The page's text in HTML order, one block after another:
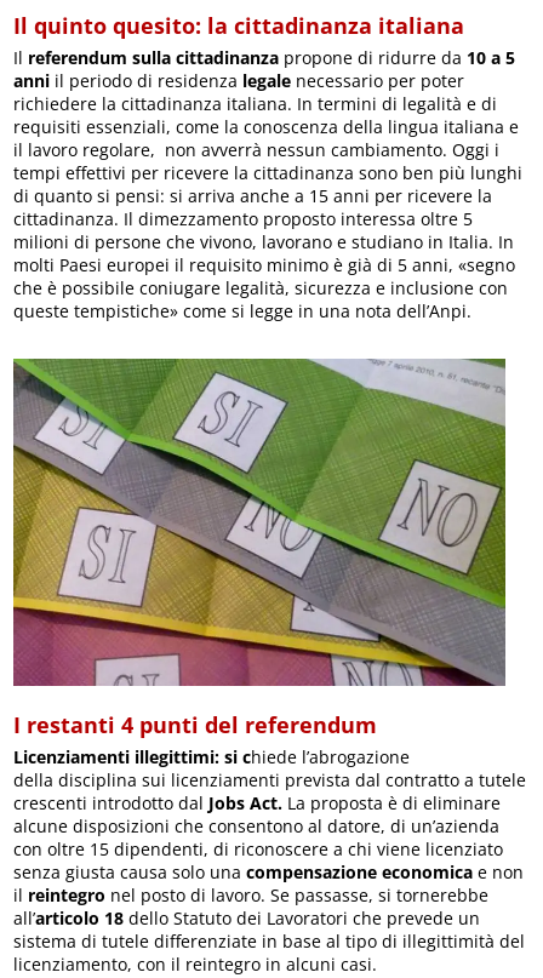
Il quinto quesito: la cittadinanza italiana
Il referendum sulla cittadinanza propone di ridurre da 10 a 5
anni il periodo di residenza legale necessario per poter
richiedere la cittadinanza italiana. In termini di legalità e di
requisiti essenziali, come la conoscenza della lingua italiana e
il lavoro regolare, non avverrà nessun cambiamento. Oggi i
tempi effettivi per ricevere la cittadinanza sono ben più lunghi
di quanto si pensi: si arriva anche a 15 anni per ricevere la
cittadinanza. Il dimezzamento proposto interessa oltre 5
milioni di persone che vivono, lavorano e studiano in Italia. In
molti Paesi europei il requisito minimo è già di 5 anni, «segno
che è possibile coniugare legalità, sicurezza e inclusione con
queste tempistiche» come si legge in una nota dell’Anpi.
I restanti 4 punti del referendum
Licenziamenti illegittimi: si chiede l’abrogazione
della disciplina sui licenziamenti prevista dal contratto a tutele
crescenti introdotto dal Jobs Act. La proposta è di eliminare
alcune disposizioni che consentono al datore, di un’azienda
con oltre 15 dipendenti, di riconoscere a chi viene licenziato
senza giusta causa solo unacompensazione economicae non
il reintegro nel posto di lavoro. Se passasse, si tornerebbe
all’articolo 18 dello Statuto dei Lavoratori che prevede un
sistema di tutele differenziate in base al tipo di illegittimità del
licenziamento, con il reintegro in alcuni casi.